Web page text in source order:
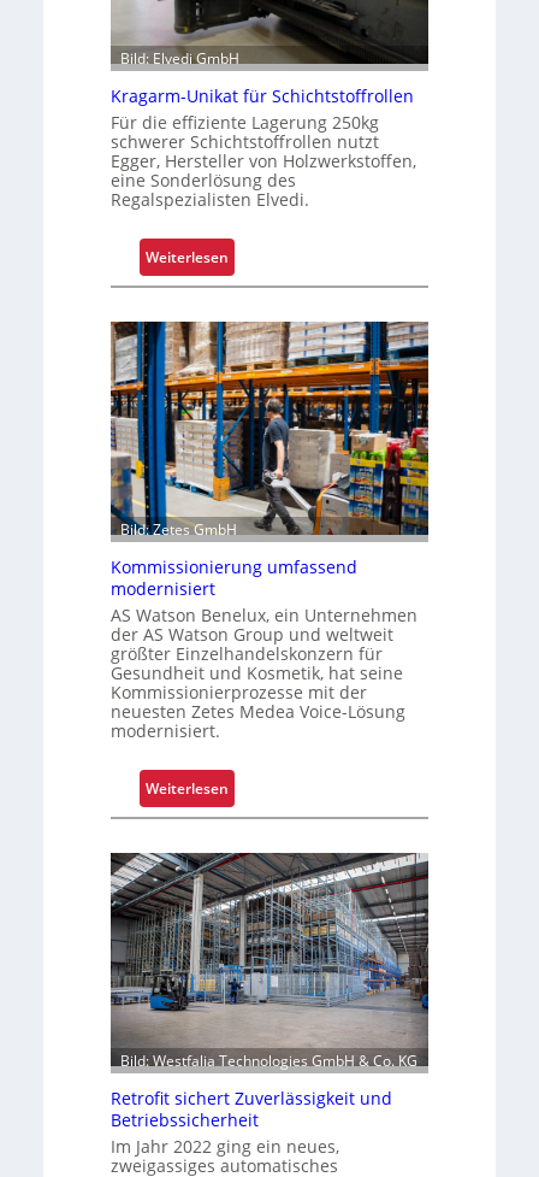
i
e
n
k
o
m
p
e
x
e
r
i
s
t
a
l
s
F
a
h
r
n
Bild: Elvedi GmbH
Kragarm-Unikat für Schichtstoffrollen
Für die effiziente Lagerung 250kg
schwerer Schichtstoffrollen nutzt
Egger, Hersteller von Holzwerkstoffen,
eine Sonderlösung des
Regalspezialisten Elvedi.
Weiterlesen:
K
a
g
a
r
m
-
U
n
i
k
t
f
ü
r
S
i
c
t
s
t
o
f
f
r
l
l
e
n
Bild: Zetes GmbH
Kommissionierung umfassend
modernisiert
AS Watson Benelux, ein Unternehmen
der AS Watson Group und weltweit
größter Einzelhandelskonzern für
Gesundheit und Kosmetik, hat seine
Kommissionierprozesse mit der
neuesten Zetes Medea Voice-Lösung
modernisiert.
Weiterlesen:
K
m
m
i
s
s
i
o
i
e
r
u
n
Bild: Westfalia Technologies GmbH & Co. KG
Retrofit sichert Zuverlässigkeit und
Betriebssicherheit
Im Jahr 2022 ging ein neues,
zweigassiges automatisches